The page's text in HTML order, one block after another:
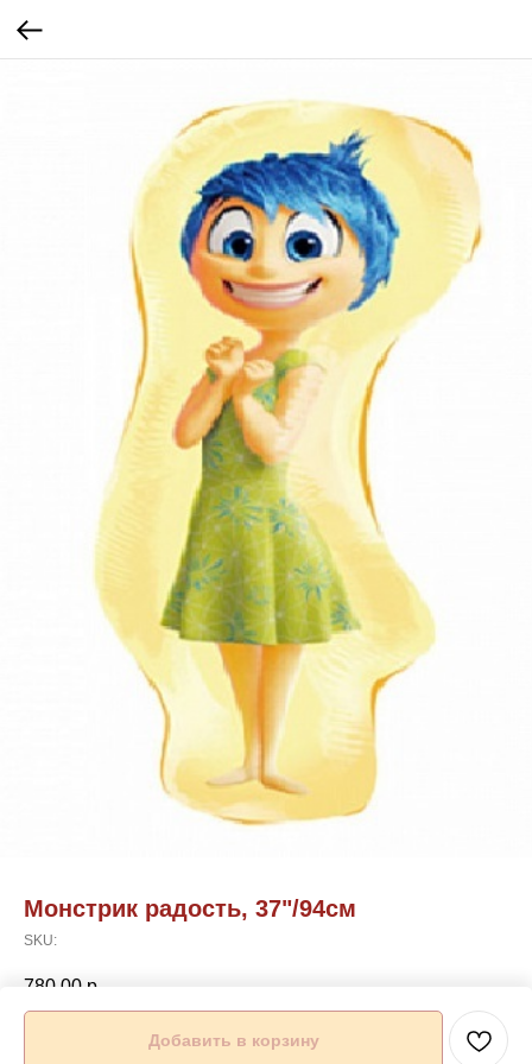
Монстрик радость, 37"/94см
SKU:
780,00 р.
Добавить в корзину